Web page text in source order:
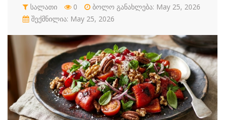
სუპები სუში
ფასტ ფუდი ფუნთუშები ქათამი ქართული
ყავა ჩაი ცომეული ხორცი
ჯანსაღი კვ…
რეცეპტები
სალათი 0
ბოლო განახლება: May 25, 2026
შექმნილია: May 25, 2026